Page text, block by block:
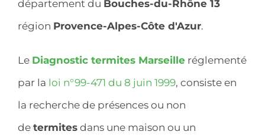
département du Bouches-du-Rhône 13
région Provence-Alpes-Côte d'Azur.
Le Diagnostic termites Marseille réglementé
par la loi n°99-471 du 8 juin 1999, consiste en
la recherche de présences ou non
de termites dans une maison ou un